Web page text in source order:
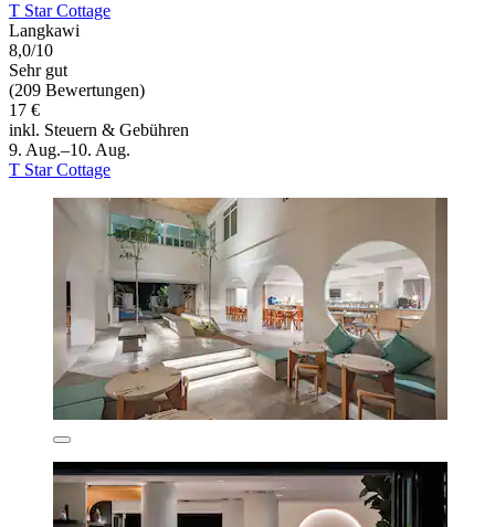
T Star Cottage
Langkawi
8,0/10
Sehr gut
(209 Bewertungen)
17 €
inkl. Steuern & Gebühren
9. Aug.–10. Aug.
T Star Cottage